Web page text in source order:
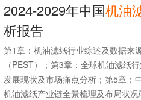
2024-2029年中国机油
析报告
第1章：机油滤纸行业综述及数据来
（PEST）；第3章：全球机油滤纸
发展现状及市场痛点分析；第5章：
机油滤纸产业链全景梳理及布局状